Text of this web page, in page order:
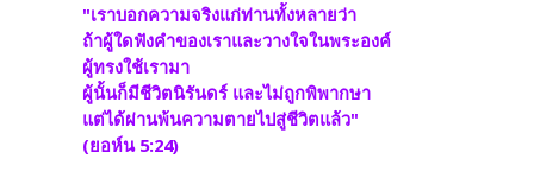
"เราบอกความจริงแก่ท่านทั้งหลายว่า
ถ้าผู้ใดฟังคำของเราและวางใจในพระองค์
ผู้ทรงใช้เรามา
ผู้นั้นก็มีชีวิตนิรันดร์ และไม่ถูกพิพากษา
แต่ได้ผ่านพ้นความตายไปสู่ชีวิตแล้ว"
(ยอห์น 5:24)